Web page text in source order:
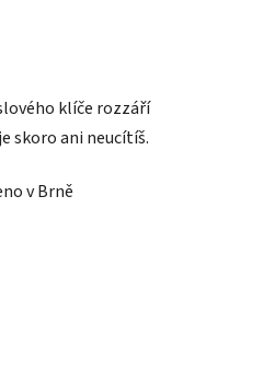
klíče rozzáří
skoro ani neucítíš.
v Brně